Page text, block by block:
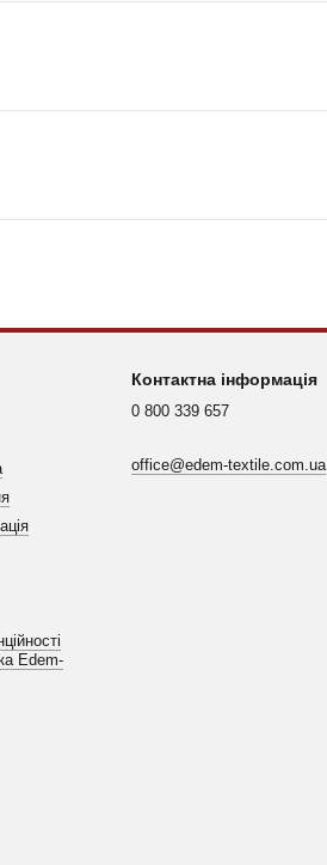
Edem-
Контактна інформація
0 800 339 657
office@edem-textile.com.ua